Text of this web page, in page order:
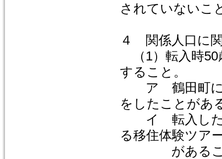
されていないこ
４ 関係人口に
（1）転入時50
すること。
ア 鶴田町に対
をしたことがあ
イ 転入した日
る移住体験ツア
があるこ